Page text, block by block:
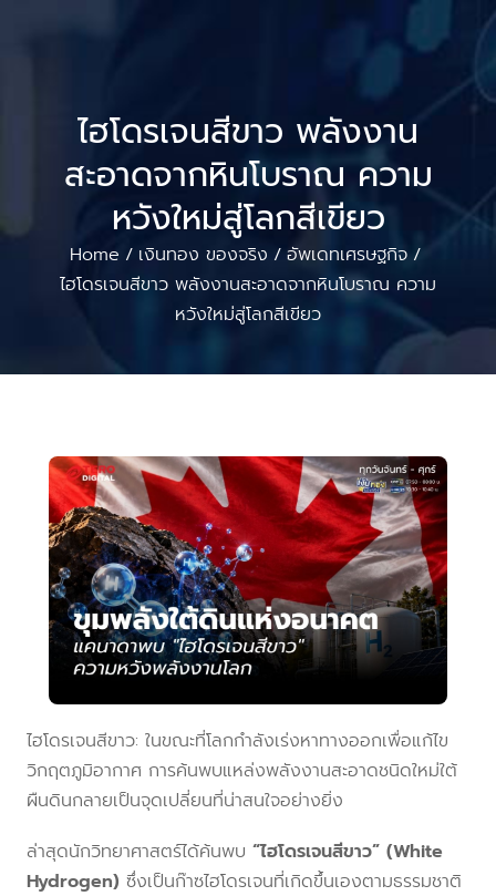
ไฮโดรเจนสีขาว พลังงาน
สะอาดจากหินโบราณ ความ
หวังใหม่สู่โลกสีเขียว
Home / เงินทอง ของจริง / อัพเดทเศรษฐกิจ /
ไฮโดรเจนสีขาว พลังงานสะอาดจากหินโบราณ ความ
หวังใหม่สู่โลกสีเขียว
ไฮโดรเจนสีขาว: ในขณะที่โลกกำลังเร่งหาทางออกเพื่อแก้ไข
วิกฤตภูมิอากาศ การค้นพบแหล่งพลังงานสะอาดชนิดใหม่ใต้
ผืนดินกลายเป็นจุดเปลี่ยนที่น่าสนใจอย่างยิ่ง
ล่าสุดนักวิทยาศาสตร์ได้ค้นพบ “ไฮโดรเจนสีขาว” (White
Hydrogen) ซึ่งเป็นก๊าซไฮโดรเจนที่เกิดขึ้นเองตามธรรมชาติ